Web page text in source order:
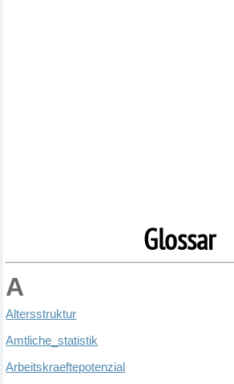
Glossar
A
Altersstruktur
Amtliche_statistik
Arbeitskraeftepotenzial